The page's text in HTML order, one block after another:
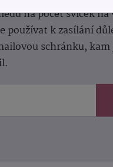
na počet svíček
používat k zasílání
schránku,